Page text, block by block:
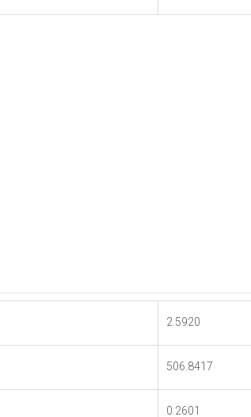
2.5920
506.8417
0.2601